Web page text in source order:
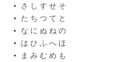
さ し す せ そ
た ち つ て と
な に ぬ ね の
は ひ ふ へ ほ
ま み む め も